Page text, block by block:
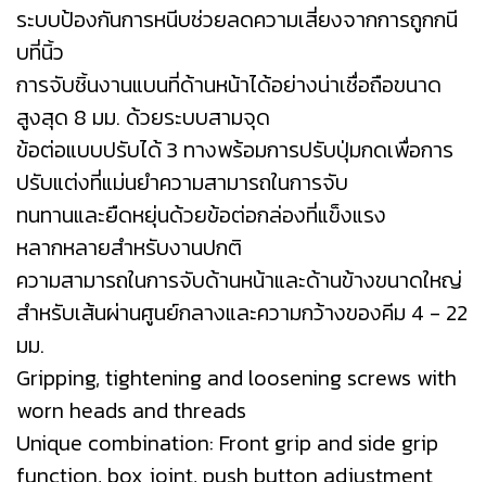
ระบบป้องกันการหนีบช่วยลดความเสี่ยงจากการถูกกนี
บที่นิ้ว
การจับชิ้นงานแบนที่ด้านหน้าได้อย่างน่าเชื่อถือขนาด
สูงสุด 8 มม. ด้วยระบบสามจุด
ข้อต่อแบบปรับได้ 3 ทางพร้อมการปรับปุ่มกดเพื่อการ
ปรับแต่งที่แม่นยำความสามารถในการจับ
ทนทานและยืดหยุ่นด้วยข้อต่อกล่องที่แข็งแรง
หลากหลายสำหรับงานปกติ
ความสามารถในการจับด้านหน้าและด้านข้างขนาดใหญ่
สำหรับเส้นผ่านศูนย์กลางและความกว้างของคีม 4 - 22
มม.
Gripping, tightening and loosening screws with
worn heads and threads
Unique combination: Front grip and side grip